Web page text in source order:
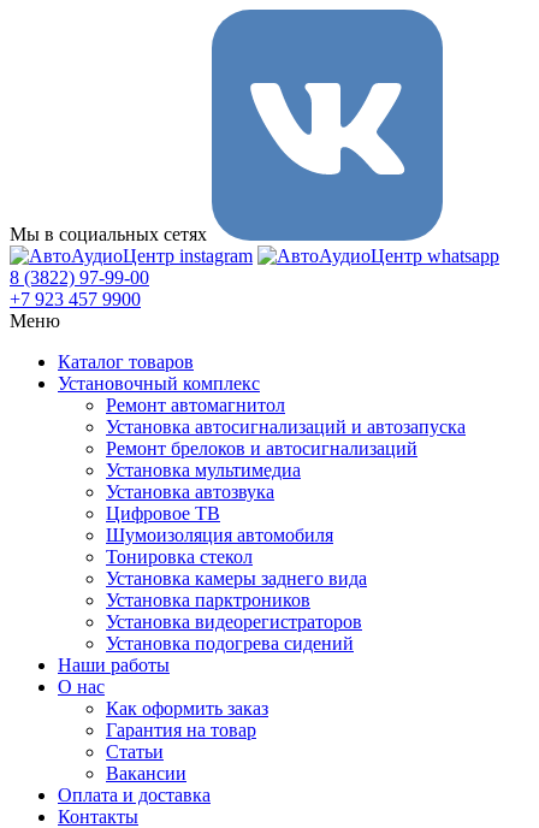
Мы в социальных сетях
8 (3822) 97-99-00
+7 923 457 9900
Меню
Каталог товаров
Установочный комплекс
Ремонт автомагнитол
Установка автосигнализаций и автозапуска
Ремонт брелоков и автосигнализаций
Установка мультимедиа
Установка автозвука
Цифровое ТВ
Шумоизоляция автомобиля
Тонировка стекол
Установка камеры заднего вида
Установка парктроников
Установка видеорегистраторов
Установка подогрева сидений
Наши работы
О нас
Как оформить заказ
Гарантия на товар
Статьи
Вакансии
Оплата и доставка
Контакты